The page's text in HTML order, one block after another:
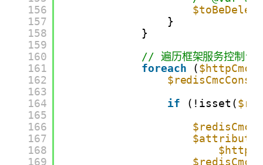
156
157
158
159
160
161
162
163
164
165
166
167
168
169
}
}
// 遍历框架服务控制台
foreach
(
if
(!isset(
$attributes